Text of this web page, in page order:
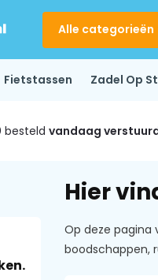
Alle categorieën
Fietstassen Zadel Op
besteld vandaag
Hier
Op deze pagina
boodschappen,